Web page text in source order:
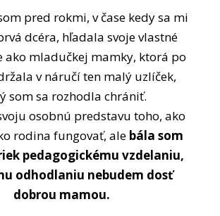
pred rokmi, v čase kedy sa mi
dcéra, hľadala svoje vlastné
ako mladučkej mamky, ktorá po
v náručí ten malý uzlíček,
som sa rozhodla chrániť.
osobnú predstavu toho, ako
rodina fungovať, ale bála som
pedagogickému vzdelaniu,
odhodlaniu nebudem dosť
dobrou mamou.